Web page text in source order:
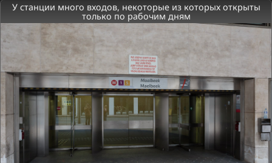
У станции много входов, некоторые из которых открыты
только по рабочим дням